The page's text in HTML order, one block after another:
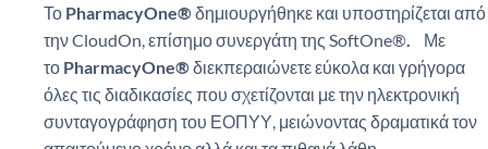
Το PharmacyOne®δημιουργήθηκε και υποστηρίζεται από
την CloudOn, επίσημο συνεργάτη της SoftOne®
Με
το PharmacyOne®διεκπεραιώνετε εύκολα και γρήγορα
όλες τις διαδικασίες που σχετίζονται με την ηλεκτρονική
συνταγογράφηση του ΕΟΠΥΥ, μειώνοντας δραματικά τον